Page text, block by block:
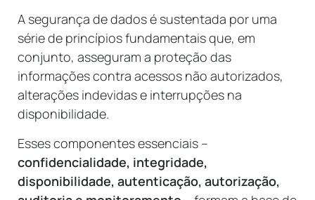
A segurança de dados é sustentada por uma
série de princípios fundamentais que, em
conjunto, asseguram a proteção das
informações contra acessos não autorizados,
alterações indevidas e interrupções na
disponibilidade.
Esses componentes essenciais –
confidencialidade, integridade,
disponibilidade, autenticação, autorização,